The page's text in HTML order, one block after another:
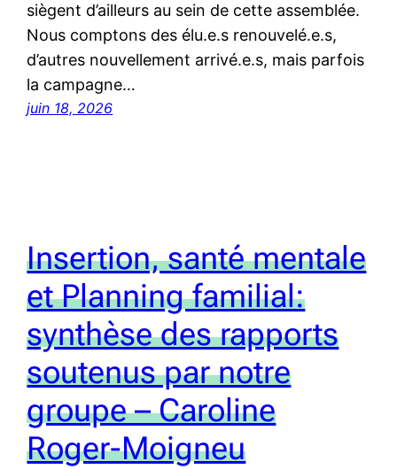
siègent d’ailleurs au sein de cette assemblée.
Nous comptons des élu.e.s renouvelé.e.s,
d’autres nouvellement arrivé.e.s, mais parfois
la campagne…
juin 18, 2026
Insertion, santé mentale
et Planning familial:
synthèse des rapports
soutenus par notre
groupe – Caroline
Roger-Moigneu